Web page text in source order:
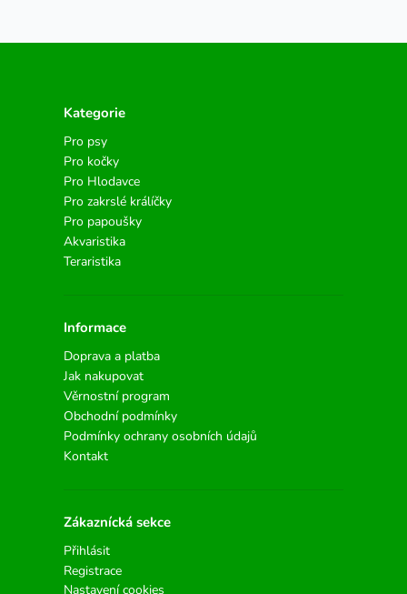
Kategorie
Pro psy
Pro kočky
Pro Hlodavce
Pro zakrslé králíčky
Pro papoušky
Akvaristika
Teraristika
Informace
Doprava a platba
Jak nakupovat
Věrnostní program
Obchodní podmínky
Podmínky ochrany osobních údajů
Kontakt
Zákaznícká sekce
Přihlásit
Registrace
Nastavení cookies